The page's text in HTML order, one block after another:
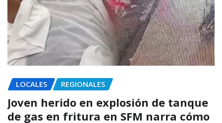
LOCALES REGIONALES
Joven herido en explosión de tanque
de gas en fritura en SFM narra cómo